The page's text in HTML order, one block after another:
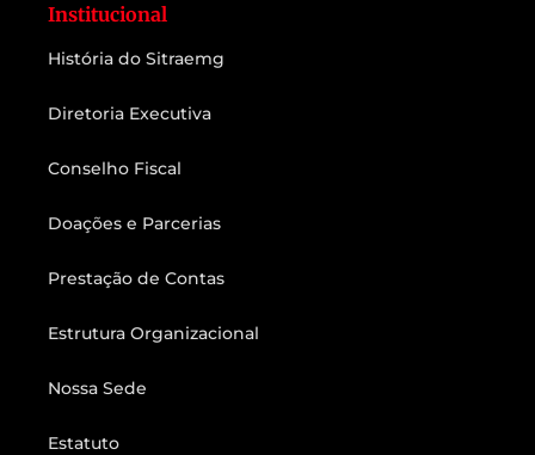
Institucional
História do Sitraemg
Diretoria Executiva
Conselho Fiscal
Doações e Parcerias
Prestação de Contas
Estrutura Organizacional
Nossa Sede
Estatuto